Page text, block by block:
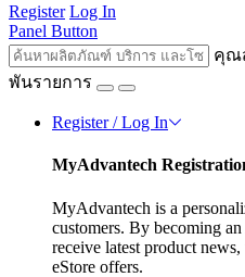
Register Log In
Panel Button
คุณ
พันรายการ
Register / Log In
MyAdvantech
MyAdvantech is a
customers. By becoming
receive latest product
eStore offers.